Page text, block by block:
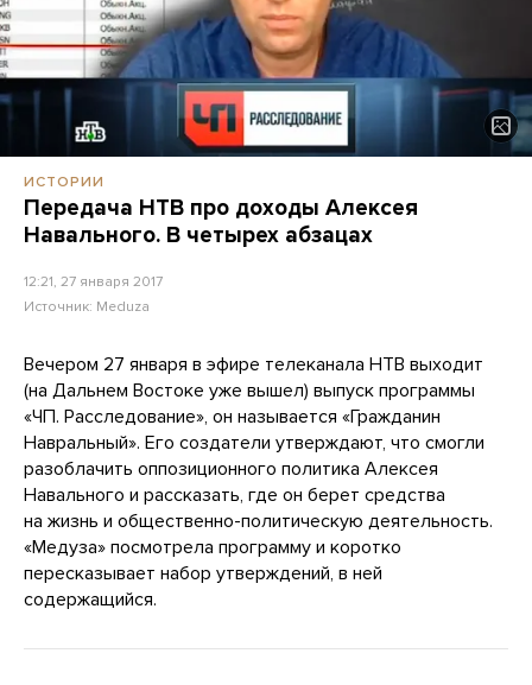
ИСТОРИИ
Передача НТВ про доходы Алексея
Навального. В четырех абзацах
12:21, 27 января 2017
Источник: Meduza
Вечером 27 января в эфире телеканала НТВ выходит
(на Дальнем Востоке уже вышел) выпуск программы
«ЧП. Расследование», он называется «Гражданин
Навральный». Его создатели утверждают, что смогли
разоблачить оппозиционного политика Алексея
Навального и рассказать, где он берет средства
на жизнь и общественно-политическую деятельность.
«Медуза» посмотрела программу и коротко
пересказывает набор утверждений, в ней
содержащийся.